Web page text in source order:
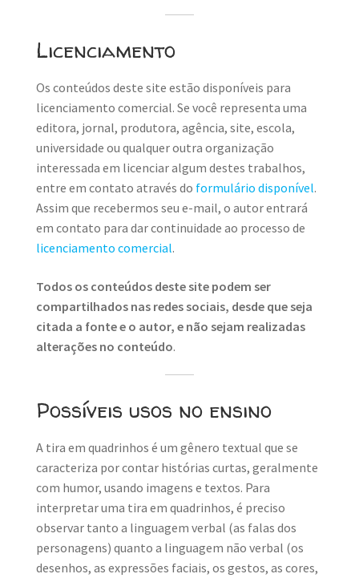
Licenciamento
Os conteúdos deste site estão disponíveis para
licenciamento comercial. Se você representa uma
editora, jornal, produtora, agência, site, escola,
universidade ou qualquer outra organização
interessada em licenciar algum destes trabalhos,
entre em contato através do formulário disponível.
Assim que recebermos seu e-mail, o autor entrará
em contato para dar continuidade ao processo de
licenciamento comercial.
Todos os conteúdos deste site podem ser
compartilhados nas redes sociais, desde que seja
citada a fonte e o autor, e não sejam realizadas
alterações no conteúdo.
Possíveis usos no ensino
A tira em quadrinhos é um gênero textual que se
caracteriza por contar histórias curtas, geralmente
com humor, usando imagens e textos. Para
interpretar uma tira em quadrinhos, é preciso
observar tanto a linguagem verbal (as falas dos
personagens) quanto a linguagem não verbal (os
desenhos, as expressões faciais, os gestos, as cores,